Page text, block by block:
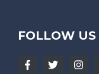
FOLLOW US